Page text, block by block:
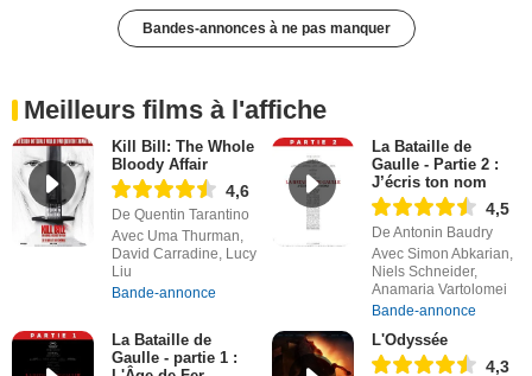
Bandes-annonces à ne pas manquer
Meilleurs films à l'affiche
Kill Bill: The Whole
Bloody Affair
4,6
De Quentin Tarantino
Avec Uma Thurman,
David Carradine, Lucy
Liu
Bande-annonce
La Bataille de
Gaulle - Partie 2 :
J’écris ton nom
4,5
De Antonin Baudry
Avec Simon Abkarian,
Niels Schneider,
Anamaria Vartolomei
Bande-annonce
La Bataille de
Gaulle - partie 1 :
L'Odyssée
4,3